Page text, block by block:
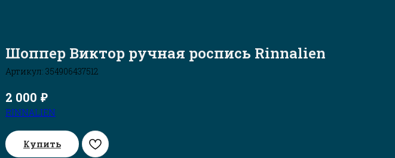
Шоппер Виктор ручная роспись Rinnalien
Артикул: 354906437512
2 000 ₽
RINNALIEN
Купить